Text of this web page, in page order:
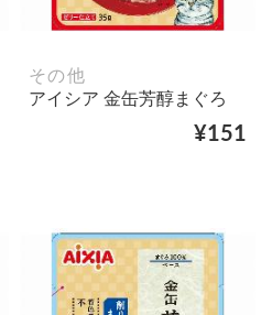
その他
アイシア 金缶芳醇まぐろ
¥151